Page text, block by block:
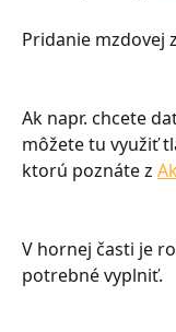
Pridanie mzdovej
Ak napr. chcete
môžete tu využiť
ktorú poznáte z
V hornej časti je
potrebné vyplniť.